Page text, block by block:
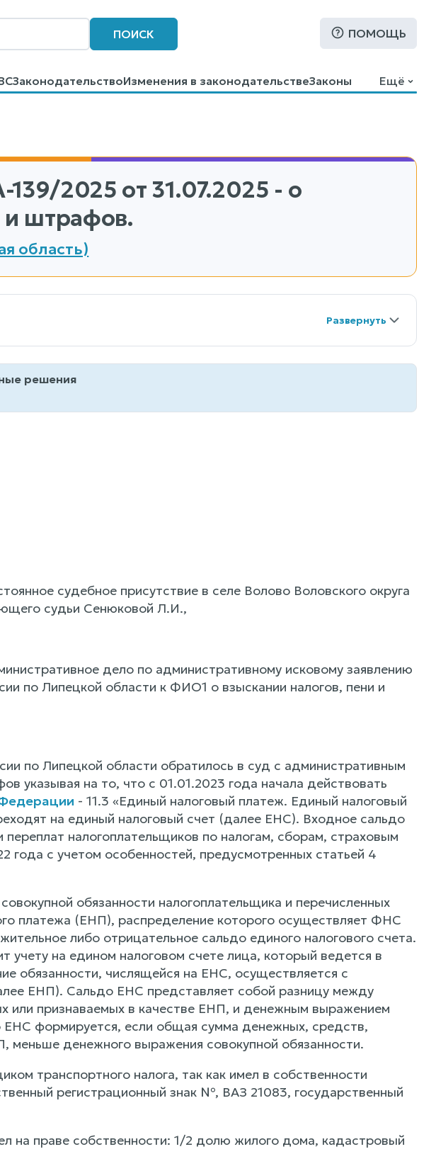
ПОИСК ПОМОЩЬ
ЗаконодательствоИзменения в законодательствеЗаконы
Ещё
2025 от 31.07.2025 - о
и штрафов.
область)
решения
судебное присутствие в селе Волово Воловского округа
судьи Сенюковой Л.И.,
дело по административному исковому заявлению
по Липецкой области к ФИО1 о взыскании налогов, пени и
по Липецкой области обратилось в суд с административным
указывая на то, что с 01.01.2023 года начала действовать
- 11.3 «Единый налоговый платеж. Единый налоговый
на единый налоговый счет (далее ЕНС). Входное сальдо
налогоплательщиков по налогам, сборам, страховым
года с учетом особенностей, предусмотренных статьей 4
обязанности налогоплательщика и перечисленных
платежа (ЕНП), распределение которого осуществляет ФНС
либо отрицательное сальдо единого налогового счета.
учету на едином налоговом счете лица, который ведется в
обязанности, числящейся на ЕНС, осуществляется с
ЕНП). Сальдо ЕНС представляет собой разницу между
или признаваемых в качестве ЕНП, и денежным выражением
ЕНС формируется, если общая сумма денежных, средств,
меньше денежного выражения совокупной обязанности.
транспортного налога, так как имел в собственности
регистрационный знак №, ВАЗ 21083, государственный
на праве собственности: 1/2 долю жилого дома, кадастровый